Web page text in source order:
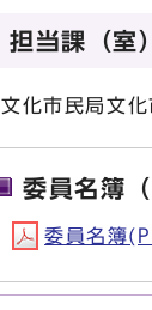
担当課（室）
文化市民局文
委員名簿
委員名簿